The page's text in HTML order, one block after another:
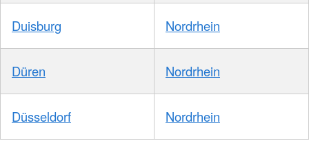
Duisburg Nordrhein
Düren Nordrhein
Düsseldorf Nordrhein